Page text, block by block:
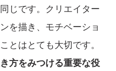
じです。クリエイター
を描き、モチベーショ
とはとても大切です。
方をみつける重要な役